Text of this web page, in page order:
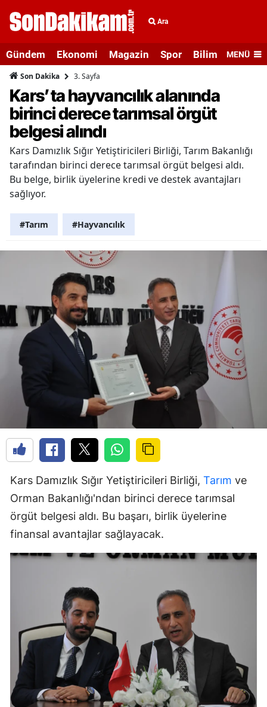
Ara
Gündem Ekonomi Magazin Spor Bilim veMENÜ
Son Dakika 3. Sayfa
Kars’ta hayvancılık alanında
birinci derece tarımsal örgüt
belgesi alındı
Kars Damızlık Sığır Yetiştiricileri Birliği, Tarım Bakanlığı
tarafından birinci derece tarımsal örgüt belgesi aldı.
Bu belge, birlik üyelerine kredi ve destek avantajları
sağlıyor.
#Tarım #Hayvancılık
Kars Damızlık Sığır Yetiştiricileri Birliği, Tarım ve
Orman Bakanlığı'ndan birinci derece tarımsal
örgüt belgesi aldı. Bu başarı, birlik üyelerine
finansal avantajlar sağlayacak.